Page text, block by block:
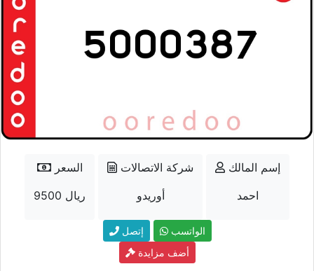
السعر
9500 ريال
شركة الاتصالات
أوريدو
إسم المالك
احمد
إتصل
الواتسب
أضف مزايدة